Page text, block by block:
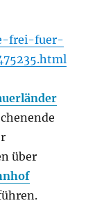
frei-fuer-
über